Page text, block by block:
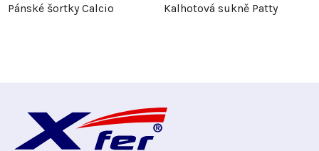
Pánské šortky Calcio Kalhotová sukně Patty